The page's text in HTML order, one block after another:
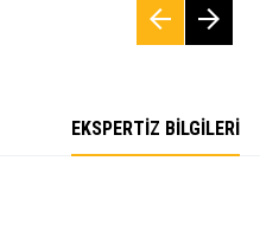
EKSPERTİZ BİLGİLERİ